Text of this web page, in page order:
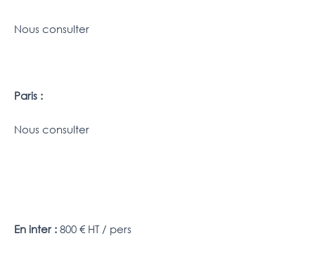
Nous consulter
Paris :
Nous consulter
En inter : 800 € HT / pers